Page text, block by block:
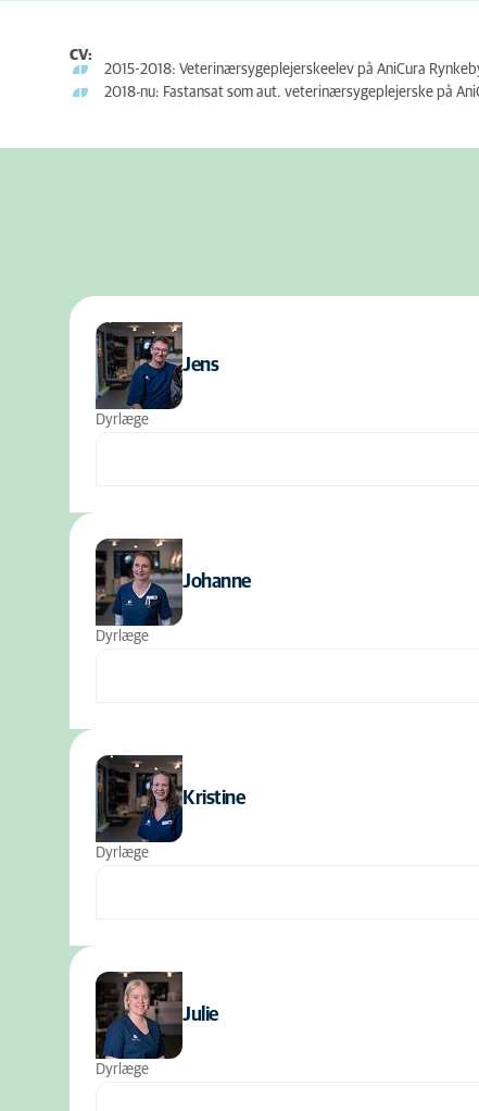
CV:
2015-2018: Veterinærsygeplejerskeelev på AniCura
2018-nu: Fastansat som aut. veterinærsygeplejerske på
Jens
Dyrlæge
Johanne
Dyrlæge
Kristine
Dyrlæge
Julie
Dyrlæge